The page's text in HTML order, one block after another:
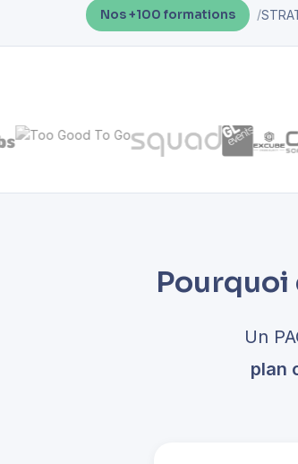
Nos +100 formations
Un
plan